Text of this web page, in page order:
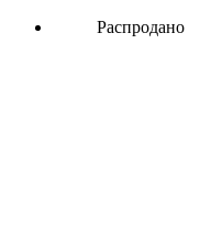
Распродано